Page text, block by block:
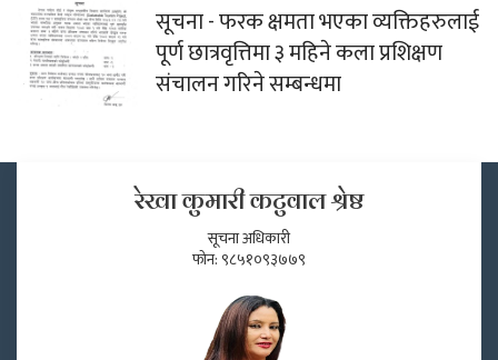
सूचना - फरक क्षमता भएका व्यक्तिहरुलाई
पूर्ण छात्रवृत्तिमा ३ महिने कला प्रशिक्षण
संचालन गरिने सम्बन्धमा
रेखा कुमारी कटुवाल श्रेष्ठ
सूचना अधिकारी
फोन: ९८५१०९३७७९